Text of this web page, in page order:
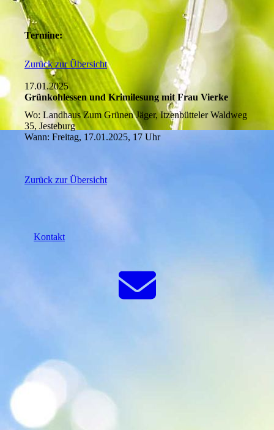
Termine:
Zurück zur Übersicht
17.01.2025
Grünkohlessen und Krimilesung mit Frau Vierke
Wo: Landhaus Zum Grünen Jäger, Itzenbütteler Waldweg
35, Jesteburg
Wann: Freitag, 17.01.2025, 17 Uhr
Zurück zur Übersicht
Kontakt